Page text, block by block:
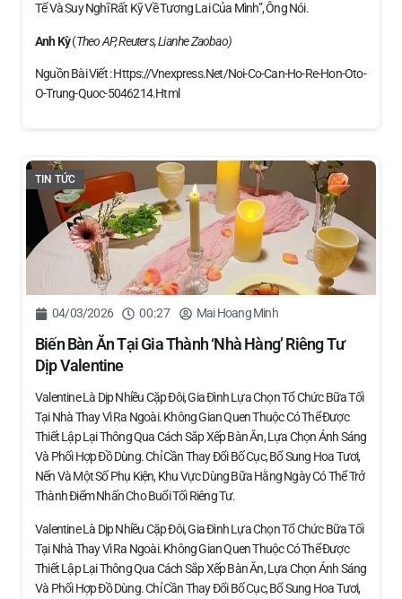
Tế Và Suy Nghĩ Rất Kỹ Về Tương Lai Của Mình”, Ông Nói.
Anh Kỳ(Theo AP, Reuters, Lianhe Zaobao)
Nguồn Bài Viết : Https://vnexpress.net/noi-Co-Can-Ho-Re-Hon-Oto-
O-Trung-Quoc-5046214.html
TIN TỨC
04/03/2026 00:27 Mai Hoang Minh
Biến Bàn Ăn Tại Gia Thành ‘nhà Hàng’ Riêng Tư
Dịp Valentine
Valentine Là Dịp Nhiều Cặp Đôi, Gia Đình Lựa Chọn Tổ Chức Bữa Tối
Tại Nhà Thay Vì Ra Ngoài. Không Gian Quen Thuộc Có Thể Được
Thiết Lập Lại Thông Qua Cách Sắp Xếp Bàn Ăn, Lựa Chọn Ánh Sáng
Và Phối Hợp Đồ Dùng. Chỉ Cần Thay Đổi Bố Cục, Bổ Sung Hoa Tươi,
Nến Và Một Số Phụ Kiện, Khu Vực Dùng Bữa Hằng Ngày Có Thể Trở
Thành Điểm Nhấn Cho Buổi Tối Riêng Tư.
Valentine Là Dịp Nhiều Cặp Đôi, Gia Đình Lựa Chọn Tổ Chức Bữa Tối
Tại Nhà Thay Vì Ra Ngoài. Không Gian Quen Thuộc Có Thể Được
Thiết Lập Lại Thông Qua Cách Sắp Xếp Bàn Ăn, Lựa Chọn Ánh Sáng
Và Phối Hợp Đồ Dùng. Chỉ Cần Thay Đổi Bố Cục, Bổ Sung Hoa Tươi,